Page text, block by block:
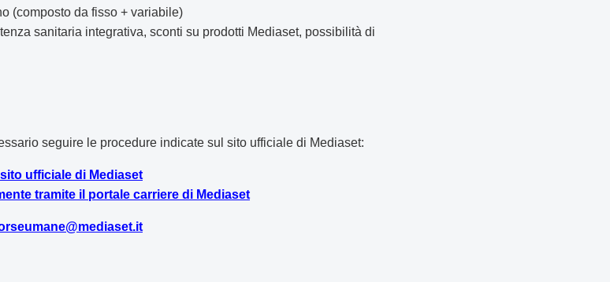
(composto da fisso + variabile)
sanitaria integrativa, sconti su prodotti Mediaset, possibilità di
seguire le procedure indicate sul sito ufficiale di Mediaset:
ufficiale di Mediaset
tramite il portale carriere di Mediaset